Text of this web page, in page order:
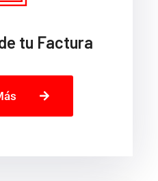
tu Factura